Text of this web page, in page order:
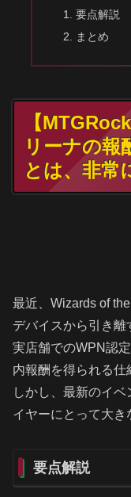
要点解説
まとめ
【
リーナの報
とは、非常
最近、Wizards of
デバイスから引き離
実店舗でのWPN認
内報酬を得られる仕
しかし、最新のイ
イヤーにとって大き
要点解説